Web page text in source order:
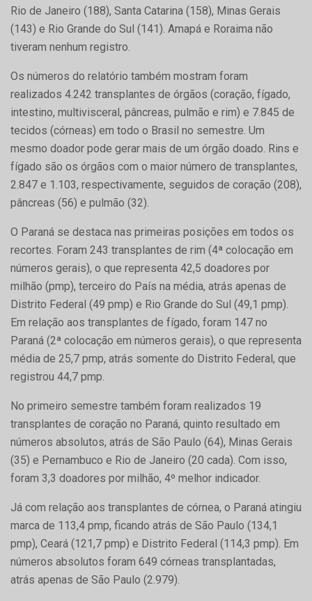
Rio de Janeiro (188), Santa Catarina (158), Minas Gerais
(143) e Rio Grande do Sul (141). Amapá e Roraima não
tiveram nenhum registro.
Os números do relatório também mostram foram
realizados 4.242 transplantes de órgãos (coração, fígado,
intestino, multivisceral, pâncreas, pulmão e rim) e 7.845 de
tecidos (córneas) em todo o Brasil no semestre. Um
mesmo doador pode gerar mais de um órgão doado. Rins e
fígado são os órgãos com o maior número de transplantes,
2.847 e 1.103, respectivamente, seguidos de coração (208),
pâncreas (56) e pulmão (32).
O Paraná se destaca nas primeiras posições em todos os
recortes. Foram 243 transplantes de rim (4ª colocação em
números gerais), o que representa 42,5 doadores por
milhão (pmp), terceiro do País na média, atrás apenas de
Distrito Federal (49 pmp) e Rio Grande do Sul (49,1 pmp).
Em relação aos transplantes de fígado, foram 147 no
Paraná (2ª colocação em números gerais), o que representa
média de 25,7 pmp, atrás somente do Distrito Federal, que
registrou 44,7 pmp.
No primeiro semestre também foram realizados 19
transplantes de coração no Paraná, quinto resultado em
números absolutos, atrás de São Paulo (64), Minas Gerais
(35) e Pernambuco e Rio de Janeiro (20 cada). Com isso,
foram 3,3 doadores por milhão, 4º melhor indicador.
Já com relação aos transplantes de córnea, o Paraná atingiu
marca de 113,4 pmp, ficando atrás de São Paulo (134,1
pmp), Ceará (121,7 pmp) e Distrito Federal (114,3 pmp). Em
números absolutos foram 649 córneas transplantadas,
atrás apenas de São Paulo (2.979).